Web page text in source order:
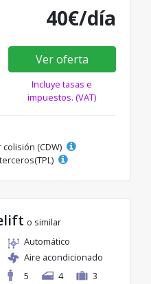
40€/día
Ver oferta
Incluye tasas e
impuestos. (VAT)
(CDW)
o similar
Automático
Aire acondicionado
5
4 3